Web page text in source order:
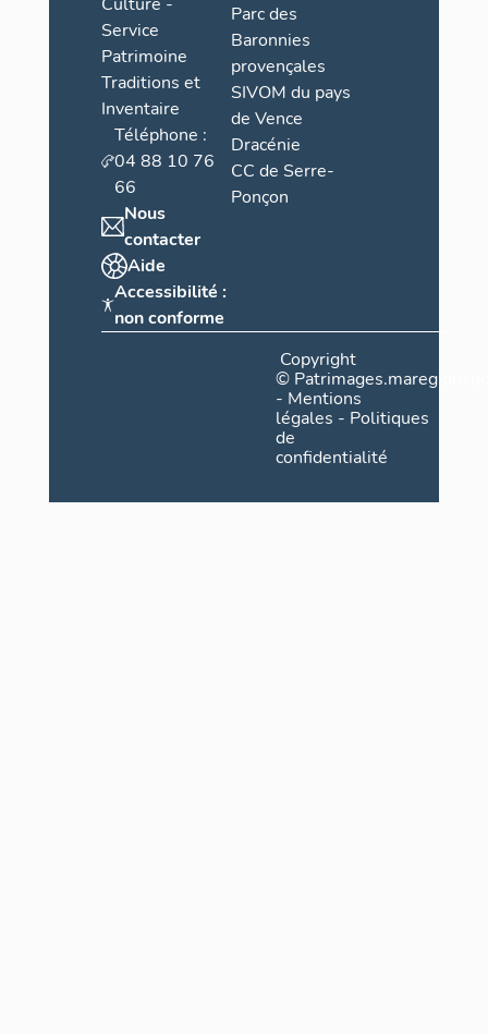
Service
Patrimoine
Traditions et
Inventaire
Téléphone :
04 88 10 76
66
Nous
contacter
Aide
Accessibilité :
non conforme
Parc des
Baronnies
provençales
SIVOM du pays
de Vence
Dracénie
CC de Serre-
Ponçon
Copyright
©
- Mentions
légales - Politiques
de
confidentialité